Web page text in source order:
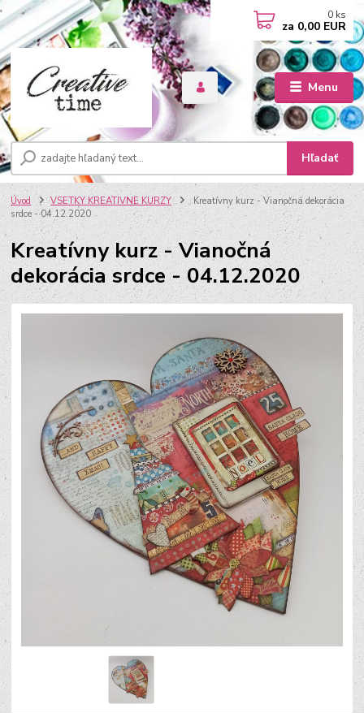
Menu
Hľadať
0 ks
za 0,00 EUR
Úvod VSETKY KREATIVNE KURZY
Kreatívny kurz - Vianočná dekorácia
srdce - 04.12.2020
Kreatívny kurz - Vianočná
dekorácia srdce - 04.12.2020